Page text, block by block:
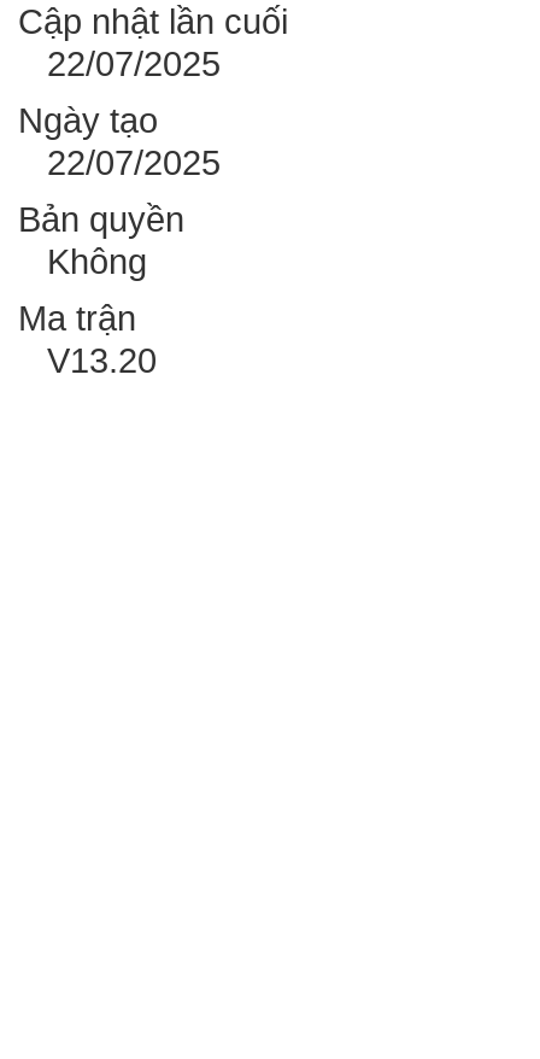
Cập nhật lần cuối
22/07/2025
Ngày tạo
22/07/2025
Bản quyền
Không
Ma trận
V13.20